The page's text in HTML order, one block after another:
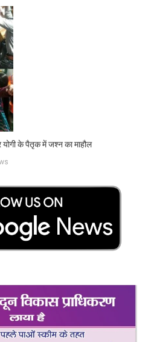
के पैतृक में जश्न का माहौल